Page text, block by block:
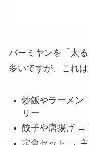
バーミヤンを「太
多いですが、これは
炒飯やラーメン
リー
餃子や唐揚げ →
定食セット → 主